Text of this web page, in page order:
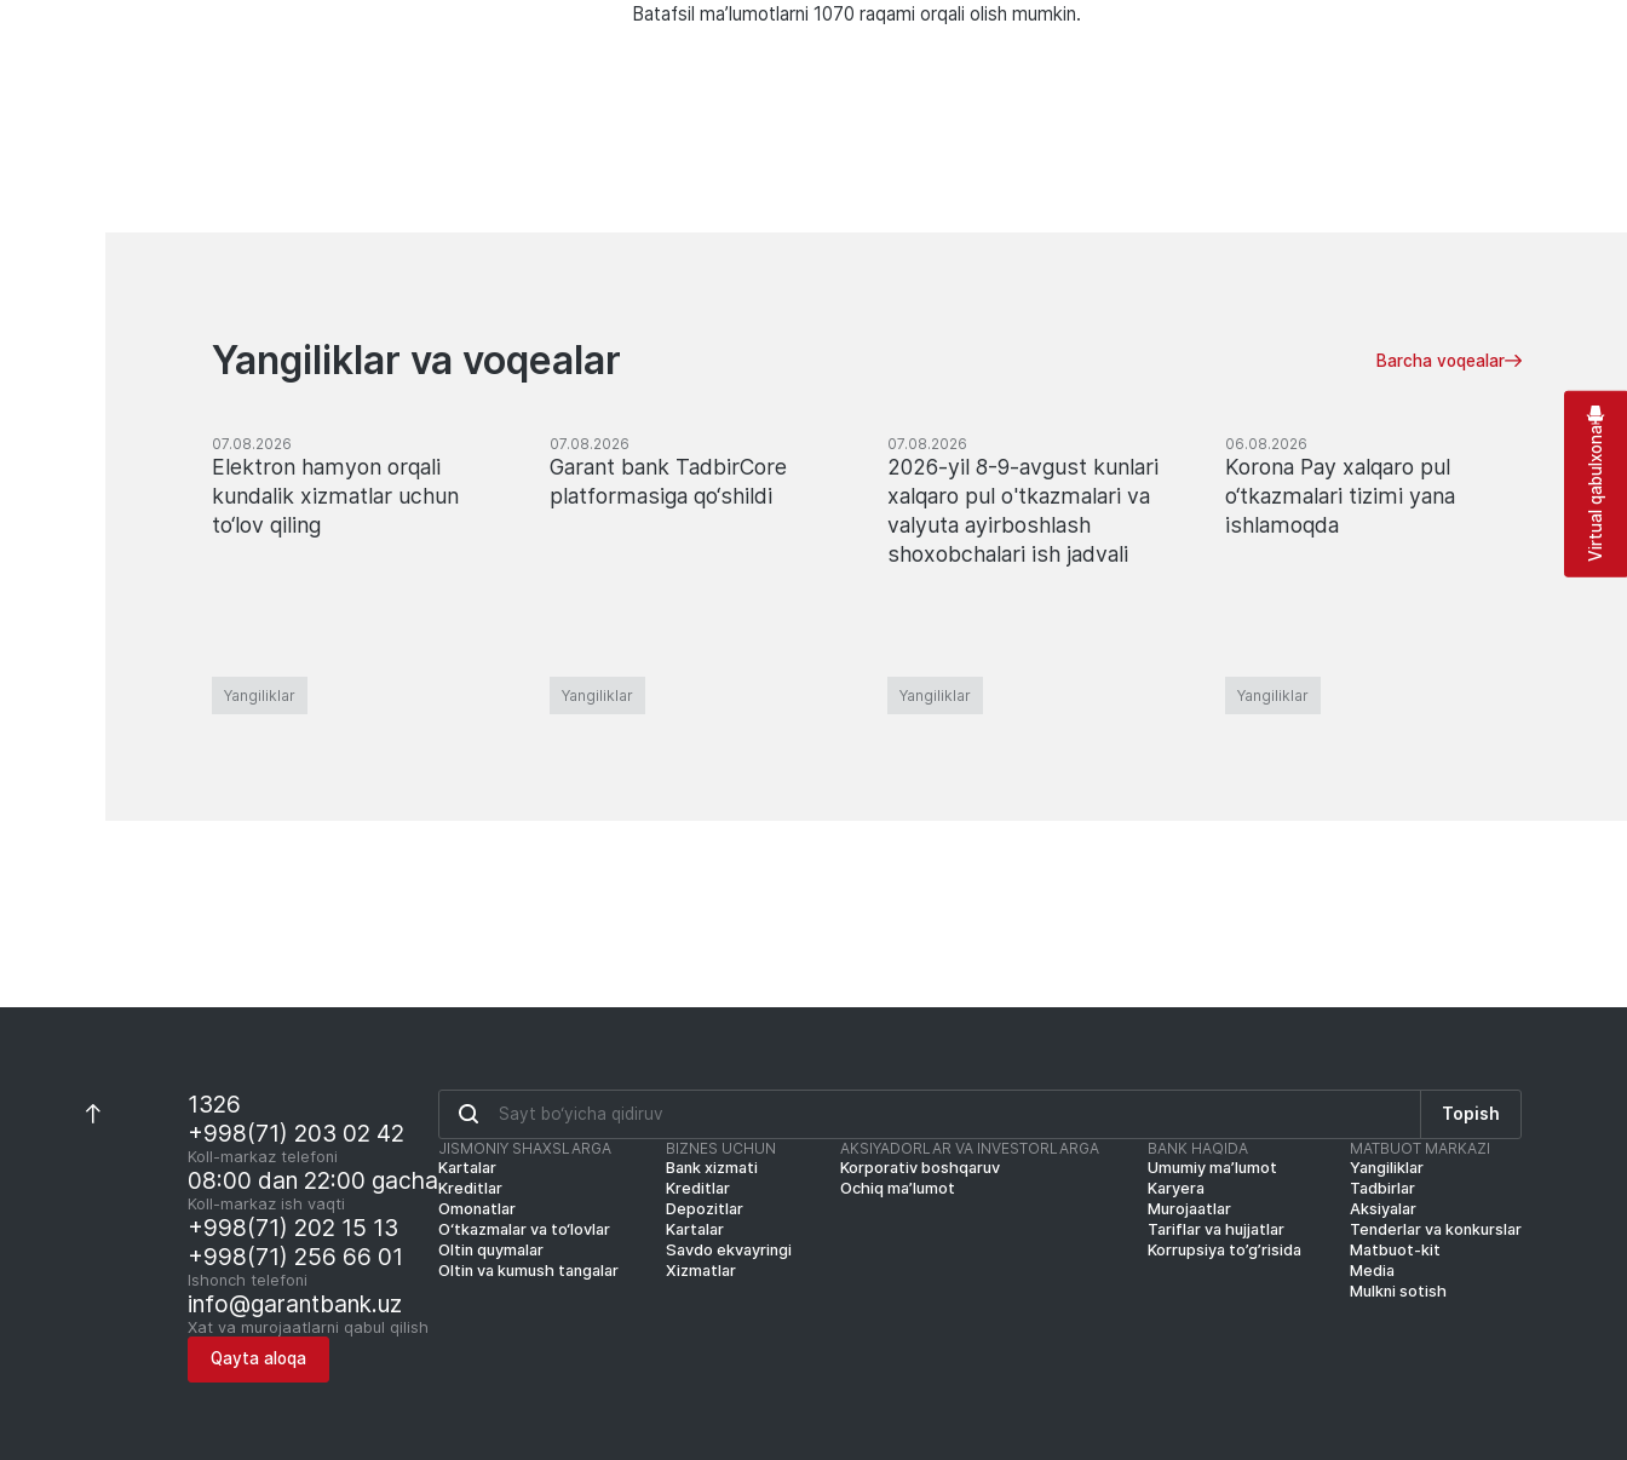
Batafsil ma’lumotlarni 1070 raqami orqali olish mumkin.
Yangiliklar va voqealar Barcha voqealar
07.08.2026
Elektron hamyon orqali
kundalik xizmatlar uchun
to‘lov qiling
Yangiliklar
07.08.2026
Garant bank TadbirCore
platformasiga qo‘shildi
Yangiliklar
07.08.2026
2026-yil 8-9-avgust kunlari
xalqaro pul o'tkazmalari va
valyuta ayirboshlash
shoxobchalari ish jadvali
Yangiliklar
06.08.2026
Korona Pay xalqaro pul
o‘tkazmalari tizimi yana
ishlamoqda
Yangiliklar
1326
+998(71) 203 02 42
Koll-markaz telefoni
08:00 dan 22:00 gacha
Koll-markaz ish vaqti
+998(71) 202 15 13
+998(71) 256 66 01
Ishonch telefoni
info@garantbank.uz
Xat va murojaatlarni qabul qilish
Qayta aloqa
Topish
JISMONIY SHAXSLARGA
Kartalar
Kreditlar
Omonatlar
O‘tkazmalar va to‘lovlar
Oltin quymalar
Oltin va kumush tangalar
BIZNES UCHUN
Bank xizmati
Kreditlar
Depozitlar
Kartalar
Savdo ekvayringi
Xizmatlar
AKSIYADORLAR VA INVESTORLARGA
Korporativ boshqaruv
Ochiq ma’lumot
BANK HAQIDA
Umumiy ma’lumot
Karyera
Murojaatlar
Tariflar va hujjatlar
Korrupsiya to’g’risida
MATBUOT MARKAZI
Yangiliklar
Tadbirlar
Aksiyalar
Tenderlar va konkurslar
Matbuot-kit
Media
Mulkni sotish
Virtual qabulxona